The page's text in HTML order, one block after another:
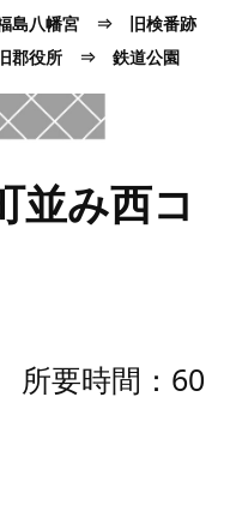
八幡宮 ⇒ 旧検番跡
郡役所 ⇒ 鉄道公園
並み西コ
所要時間：60